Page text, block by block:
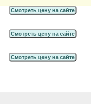
Смотреть цену на сайте
Смотреть цену на сайте
Смотреть цену на сайте